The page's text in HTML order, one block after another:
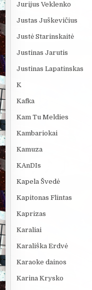
Jurijus Veklenko
Justas Juškevičius
Justė Starinskaitė
Justinas Jarutis
Justinas Lapatinskas
K
Kafka
Kam Tu Meldies
Kambariokai
Kamuza
KAnDIs
Kapela Švedė
Kapitonas Flintas
Kaprizas
Karaliai
Karališka Erdvė
Karaoke dainos
Karina Krysko